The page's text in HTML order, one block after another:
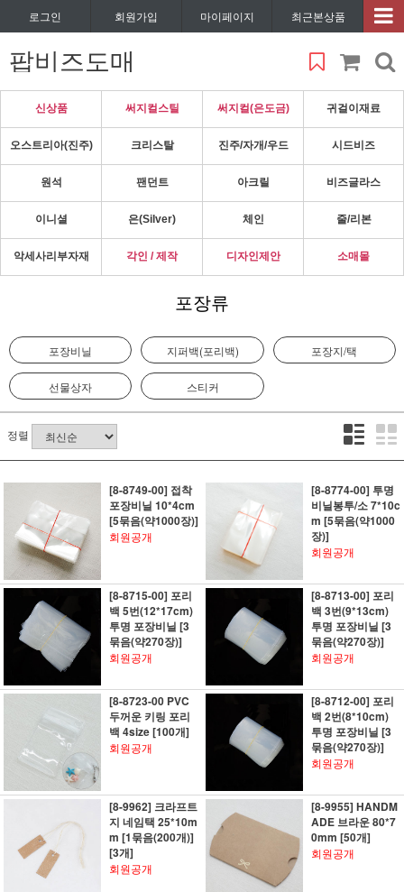
로그인 회원가입 마이페이지 최근본상품
팝비즈도매
신상품 써지컬스틸 써지컬(은도금) 귀걸이재료
오스트리아(진주) 크리스탈 진주/자개/우드 시드비즈
원석 팬던트 아크릴 비즈글라스
이니셜 은(Silver) 체인 줄/리본
악세사리부자재 각인 / 제작 디자인제안 소매몰
포장류
포장비닐 지퍼백(포리백) 포장지/택
선물상자 스티커
정렬
[8-8749-00] 접착
포장비닐 10*4cm
[5묶음(약1000장)]
회원공개
[8-8774-00] 투명
비닐봉투/소 7*10c
m [5묶음(약1000
장)]
회원공개
[8-8715-00] 포리
백 5번(12*17cm)
투명 포장비닐 [3
묶음(약270장)]
회원공개
[8-8713-00] 포리
백 3번(9*13cm)
투명 포장비닐 [3
묶음(약270장)]
회원공개
[8-8723-00 PVC
두꺼운 키링 포리
백 4size [100개]
회원공개
[8-8712-00] 포리
백 2번(8*10cm)
투명 포장비닐 [3
묶음(약270장)]
회원공개
[8-9962] 크라프트
지 네임택 25*10m
m [1묶음(200개)]
[3개]
회원공개
[8-9955] HANDM
ADE 브라운 80*7
0mm [50개]
회원공개